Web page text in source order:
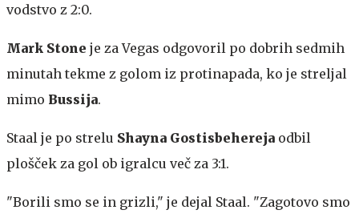
vodstvo z 2:0.
Mark Stone je za Vegas odgovoril po dobrih sedmih
minutah tekme z golom iz protinapada, ko je streljal
mimo Bussija.
Staal je po strelu Shayna Gostisbehereja odbil
plošček za gol ob igralcu več za 3:1.
"Borili smo se in grizli," je dejal Staal. "Zagotovo smo